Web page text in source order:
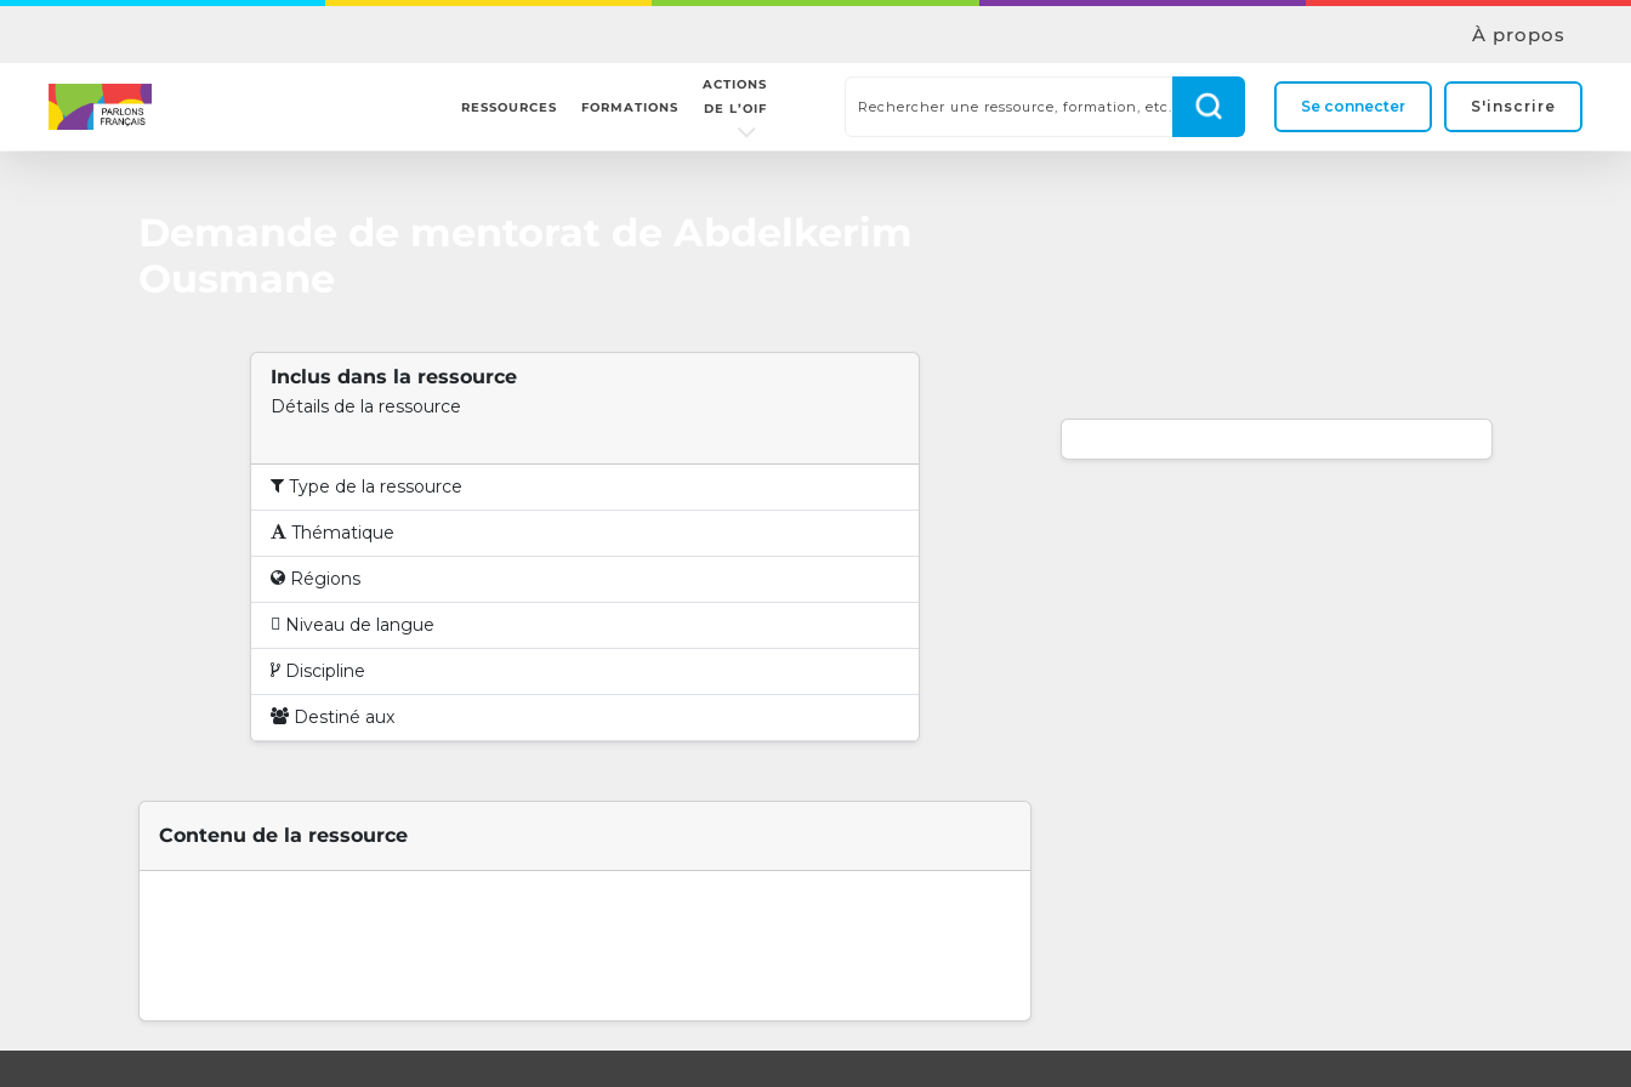
Skip
content
À propos
RESSOURCES FORMATIONS
ACTIONS
DE L’OIF
Se connecter S'inscrire
Inclus dans la ressource
Détails de la ressource
Type de la ressource
Thématique
Régions
Niveau de langue
Discipline
Destiné aux
Contenu de la ressource